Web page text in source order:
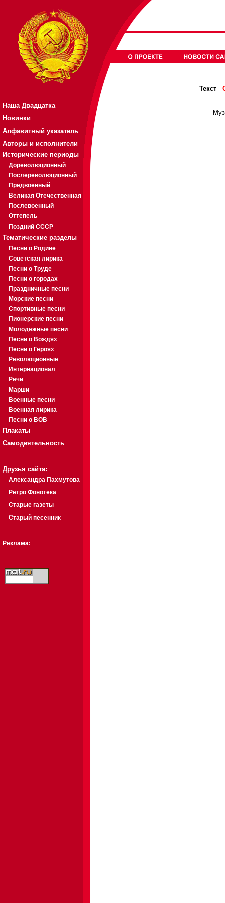
Наша Двадцатка
Новинки
Алфавитный указатель
Авторы и исполнители
Исторические периоды
Дореволюционный
Послереволюционный
Предвоенный
Великая Отечественная
Послевоенный
Оттепель
Поздний СССР
Тематические разделы
Песни о Родине
Советская лирика
Песни о Труде
Песни о городах
Праздничные песни
Морские песни
Спортивные песни
Пионерские песни
Молодежные песни
Песни о Вождях
Песни о Героях
Революционные
Интернационал
Речи
Марши
Военные песни
Военная лирика
Песни о ВОВ
Плакаты
Самодеятельность
Друзья сайта:
Александра Пахмутова
Ретро Фонотека
Старые газеты
Старый песенник
Реклама:
Текст